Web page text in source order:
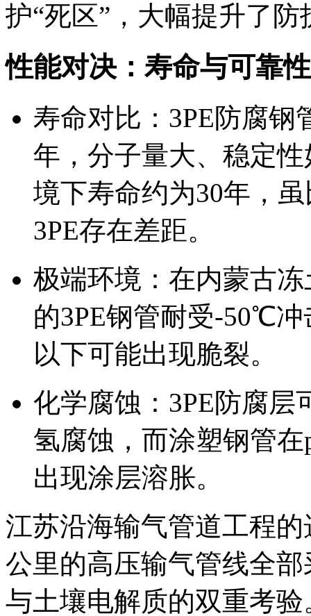
护“死区”，大幅提升了防
性能对决：寿命与可靠性
寿命对比：3PE防腐钢
年，分子量大、稳定
境下寿命约为30年，
3PE存在差距。
极端环境：在内蒙古
的3PE钢管耐受-50℃
以下可能出现脆裂。
化学腐蚀：3PE防腐层
氢腐蚀，而涂塑钢管
出现涂层溶胀。
江苏沿海输气管道工程
公里的高压输气管线全
与土壤电解质的双重考验